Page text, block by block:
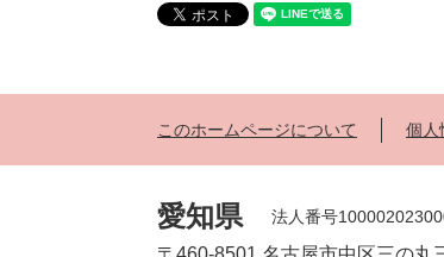
このホームページについて 個人
愛知県 法人番号